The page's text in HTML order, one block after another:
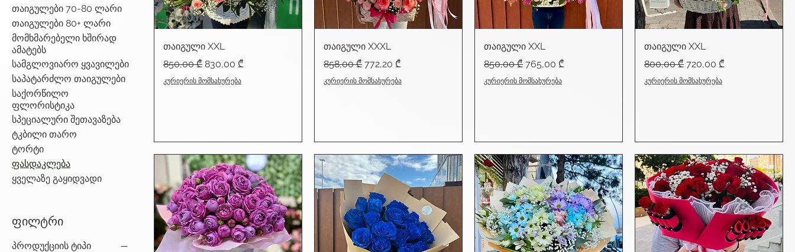
თაიგულები 70-80 ლარი
თაიგულები 80+ ლარი
მომხმარებელი ხშირად
ამატებს
სამგლოვიარო ყვავილები
საპატარძლო თაიგულები
საქორწილო
ფლორისტიკა
სპეციალური შეთავაზება
ტკბილი თარო
ტორტი
ფასდაკლება
ყველაზე გაყიდვადი
ფილტრი
პროდუქციის ტიპი
თაიგული XXL
Regular Price
850,00 ₾ Sale Price
830,00 ₾
კურიერის მომსახურება
თაიგული XXXL
Regular Price
858,00 ₾ Sale Price
772,20 ₾
კურიერის მომსახურება
თაიგული XXL
Regular Price
850,00 ₾ Sale Price
765,00 ₾
კურიერის მომსახურება
თაიგული XXL
Regular Price
800,00 ₾ Sale Price
720,00 ₾
კურიერის მომსახურება